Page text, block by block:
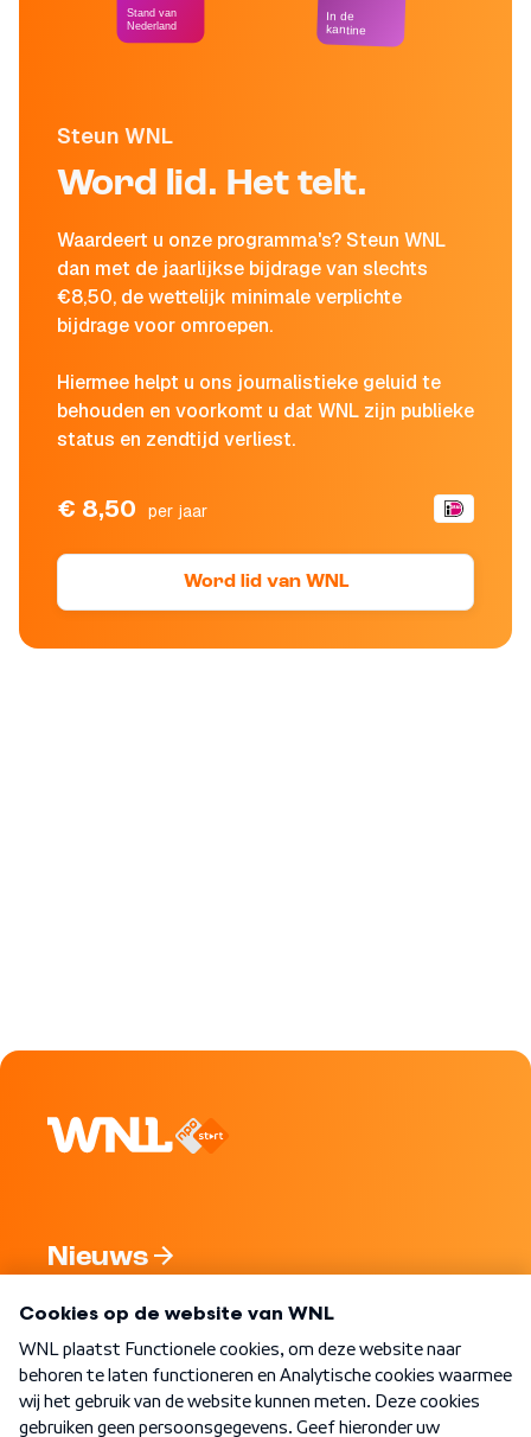
Steun WNL
Word lid. Het telt.
Waardeert u onze programma's? Steun WNL
dan met de jaarlijkse bijdrage van slechts
€8,50, de wettelijk minimale verplichte
bijdrage voor omroepen.
Hiermee helpt u ons journalistieke geluid te
behouden en voorkomt u dat WNL zijn publieke
status en zendtijd verliest.
€ 8,50 per jaar
Word lid van WNL
Stand van
Nederland
In de
kantine
Nieuws
Nieuwsbrief
Word Lid